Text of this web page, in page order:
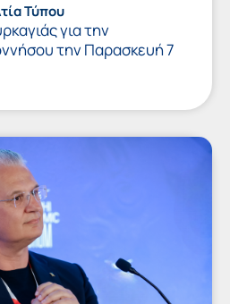
Τύπου
για την
την Παρασκευή 7